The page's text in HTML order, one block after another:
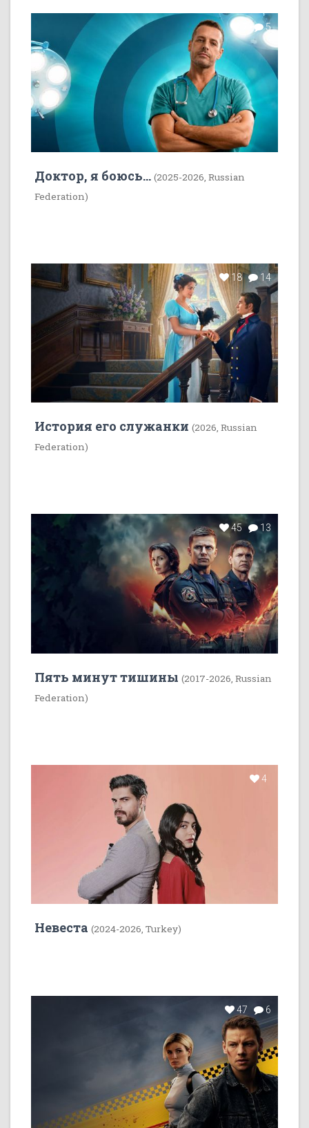
7 5
Доктор, я боюсь... (2025-2026, Russian
Federation)
18 14
История его служанки (2026, Russian
Federation)
45 13
Пять минут тишины (2017-2026, Russian
Federation)
4
Невеста (2024-2026, Turkey)
47 6